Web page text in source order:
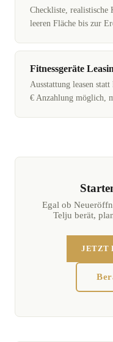
Checkliste,
leeren Fläche bis zur
Fitnessgeräte
Ausstattung leasen
€ Anzahlung möglich,
Egal ob
Telju berät,
JETZT